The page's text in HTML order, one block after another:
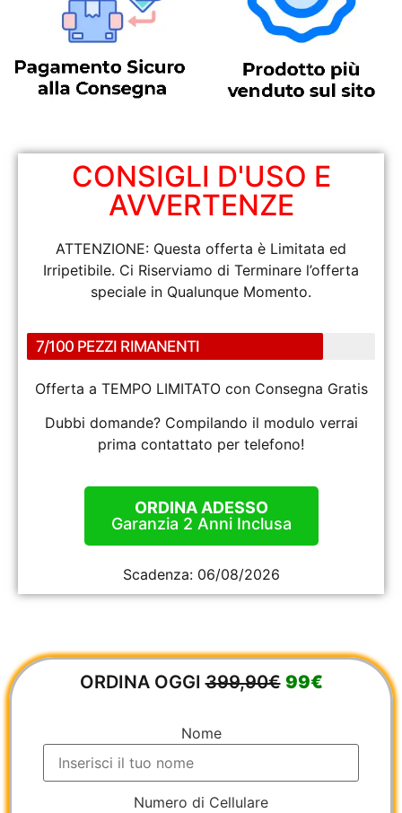
CONSIGLI D'USO E
AVVERTENZE
ATTENZIONE: Questa offerta è Limitata ed
Irripetibile. Ci Riserviamo di Terminare l’offerta
speciale in Qualunque Momento.
7/100 PEZZI RIMANENTI
Offerta a TEMPO LIMITATO con Consegna Gratis
Dubbi domande? Compilando il modulo verrai
prima contattato per telefono!
ORDINA ADESSO
Garanzia 2 Anni Inclusa
Scadenza: 06/08/2026
ORDINA OGGI399,90€ 99€
Nome
Numero di Cellulare